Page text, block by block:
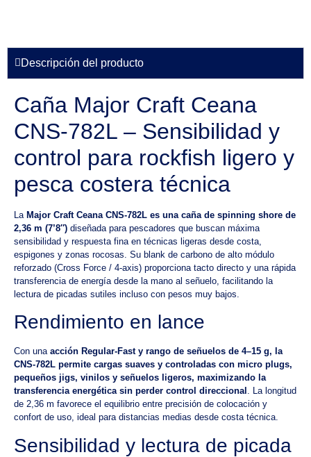
Descripción del producto
Caña Major Craft Ceana
CNS-782L – Sensibilidad y
control para rockfish ligero y
pesca costera técnica
La Major Craft Ceana CNS-782L es una caña de spinning shore de
2,36 m (7’8″) diseñada para pescadores que buscan máxima
sensibilidad y respuesta fina en técnicas ligeras desde costa,
espigones y zonas rocosas. Su blank de carbono de alto módulo
reforzado (Cross Force / 4-axis) proporciona tacto directo y una rápida
transferencia de energía desde la mano al señuelo, facilitando la
lectura de picadas sutiles incluso con pesos muy bajos.
Rendimiento en lance
Con unaacción Regular-Fast y rango de señuelos de 4–15 g, la
CNS-782L permite cargas suaves y controladas con micro plugs,
pequeños jigs, vinilos y señuelos ligeros, maximizando la
transferencia energética sin perder control direccional . La longitud
de 2,36 m favorece el equilibrio entre precisión de colocación y
confort de uso, ideal para distancias medias desde costa técnica.
Sensibilidad y lectura de picada